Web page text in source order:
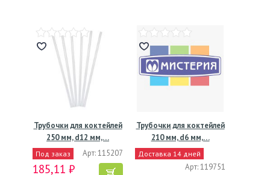
Трубочки для коктейлей
250 мм, d12 мм,…
Под заказ Арт: 115207
185,11 ₽
Трубочки для коктейлей
210 мм, d6 мм,…
Доставка 14 дней
Арт: 119751